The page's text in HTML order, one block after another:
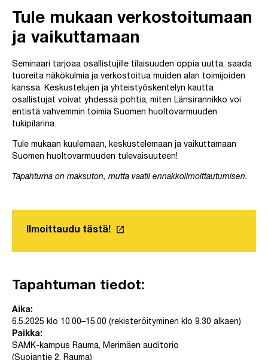
Tule mukaan verkostoitumaan
ja vaikuttamaan
Seminaari tarjoaa osallistujille tilaisuuden oppia uutta, saada
tuoreita näkökulmia ja verkostoitua muiden alan toimijoiden
kanssa. Keskustelujen ja yhteistyöskentelyn kautta
osallistujat voivat yhdessä pohtia, miten Länsirannikko voi
entistä vahvemmin toimia Suomen huoltovarmuuden
tukipilarina.
Tule mukaan kuulemaan, keskustelemaan ja vaikuttamaan
Suomen huoltovarmuuden tulevaisuuteen!
Tapahtuma on maksuton, mutta vaatii ennakkoilmoittautumisen.
Ilmoittaudu tästä! Linkki avautuu uuteen
launch
Tapahtuman tiedot:
Aika:
6.5.2025 klo 10.00–15.00 (rekisteröityminen klo 9.30 alkaen)
Paikka:
SAMK-kampus Rauma, Merimäen auditorio